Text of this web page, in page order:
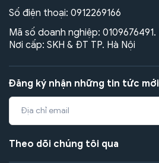
Số điện thoại: 0912269166
Mã số doanh nghiệp:
Nơi cấp: SKH & ĐT TP. Hà Nội
Đăng ký nhận những tin tức
Theo dõi chúng tôi qua